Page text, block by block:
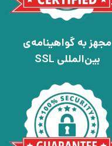
مجهز به گواهینامه‌ی
بین‌المللی SSL